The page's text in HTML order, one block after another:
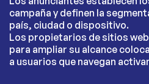
campaña y definen la
país, ciudad o dispositivo.
Los propietarios de sitios
para ampliar su alcance
a usuarios que navegan